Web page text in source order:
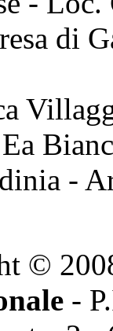
di
-
©
-